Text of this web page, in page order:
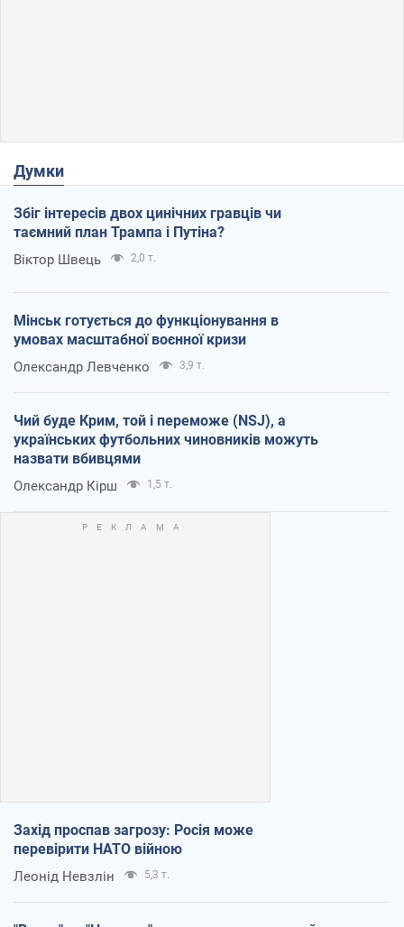
Думки
Збіг інтересів двох цинічних гравців чи
таємний план Трампа і Путіна?
Віктор Швець 2,0 т.
Мінськ готується до функціонування в
умовах масштабної воєнної кризи
Олександр Левченко 3,9 т.
Чий буде Крим, той і переможе (NSJ), а
українських футбольних чиновників можуть
назвати вбивцями
Олександр Кірш 1,5 т.
Захід проспав загрозу: Росія може
перевірити НАТО війною
Леонід Невзлін 5,3 т.